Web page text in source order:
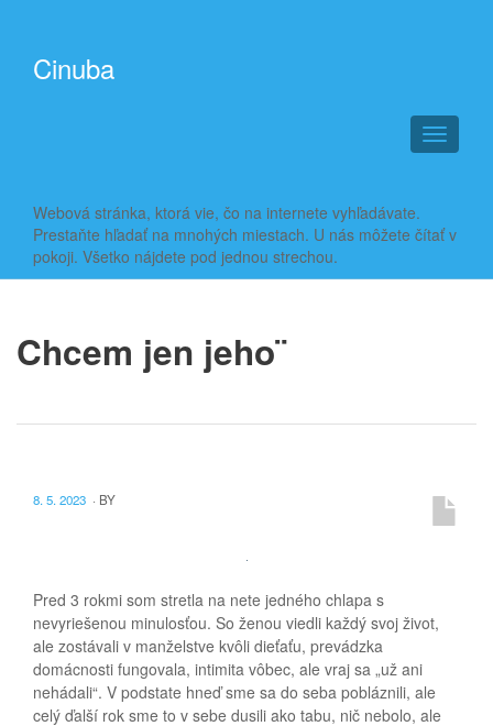
Cinuba
T
o
e
i
Webová stránka, ktorá vie, čo na internete vyhľadávate.
Prestaňte hľadať na mnohých miestach. U nás môžete čítať v
pokoji. Všetko nájdete pod jednou strechou.
Chcem jen jeho¨
8. 5. 2023 · BY
Pred 3 rokmi som stretla na nete jedného chlapa s
nevyriešenou minulosťou. So ženou viedli každý svoj život,
ale zostávali v manželstve kvôli dieťaťu, prevádzka
domácnosti fungovala, intimita vôbec, ale vraj sa „už ani
nehádali“. V podstate hneď sme sa do seba pobláznili, ale
celý ďalší rok sme to v sebe dusili ako tabu, nič nebolo, ale